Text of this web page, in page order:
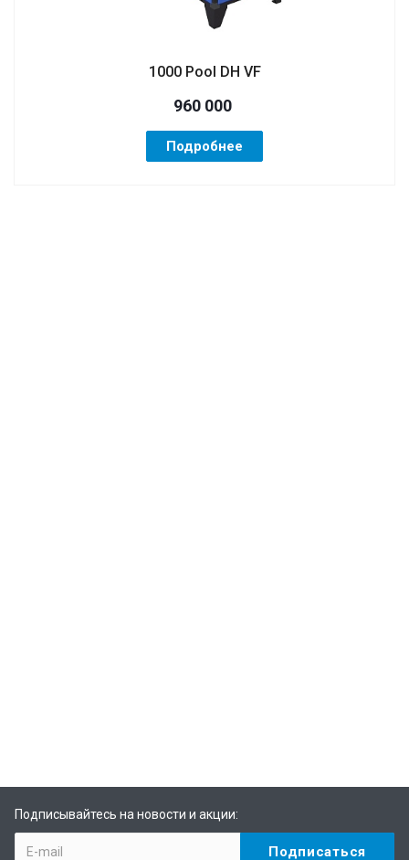
1000 Pool DH VF
960 000
Подробнее
Подписывайтесь на новости и акции: